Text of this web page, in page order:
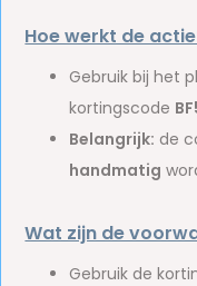
Hoe werkt de
Gebruik bij het
kortingscode
Belangrijk: de
handmatig
Wat zijn de
Gebruik de